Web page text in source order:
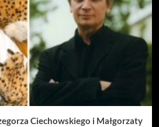
Ciechowskiego i Małgorzaty